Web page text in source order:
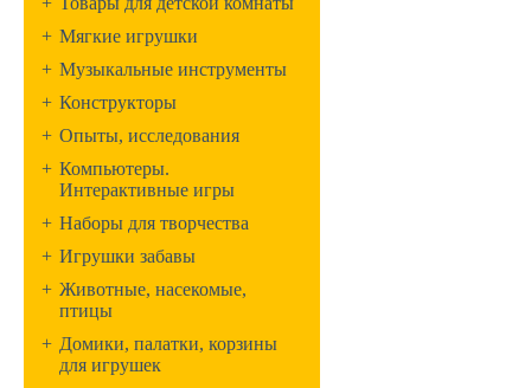
+ Мягкие игрушки
+ Музыкальные инструменты
+ Конструкторы
+ Опыты, исследования
+ Компьютеры.
Интерактивные игры
+ Наборы для творчества
+ Игрушки забавы
+ Животные, насекомые,
птицы
+ Домики, палатки, корзины
для игрушек